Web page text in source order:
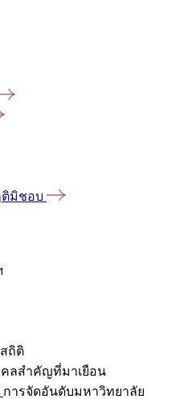
ติมิชอบ
ถิติ
ลสำคัญที่มาเยือน
การจัดอันดับมหาวิทยาลัย